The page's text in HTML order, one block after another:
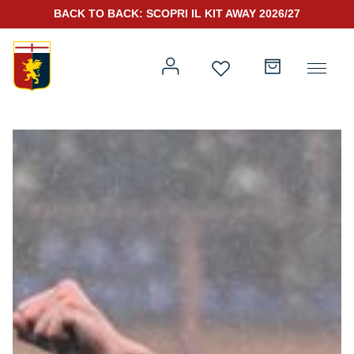
Genoa for Special
Rappresentanza
Kit Gara 25/26
BACK TO BACK: SCOPRI IL KIT AWAY 2026/27